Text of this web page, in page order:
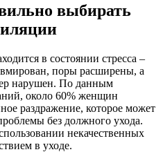
выбирать
в состоянии стресса –
поры расширены, а
нарушен. По данным
около 60% женщин
раздражение, которое может
без должного ухода.
некачественных
в уходе.